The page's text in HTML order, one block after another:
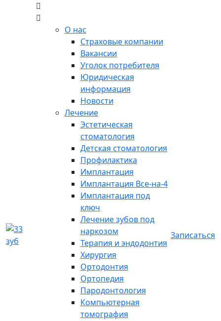
О нас
Страховые компании
Вакансии
Уголок потребителя
Юридическая
информация
Новости
Лечение
Эстетическая
стоматология
Детская стоматология
Профилактика
Имплантация
Имплантация Все-на-4
Имплантация под
ключ
Лечение зубов под
наркозом
Терапия и эндодонтия
Хирургия
Ортодонтия
Ортопедия
Пародонтология
Компьютерная
томография
Записаться